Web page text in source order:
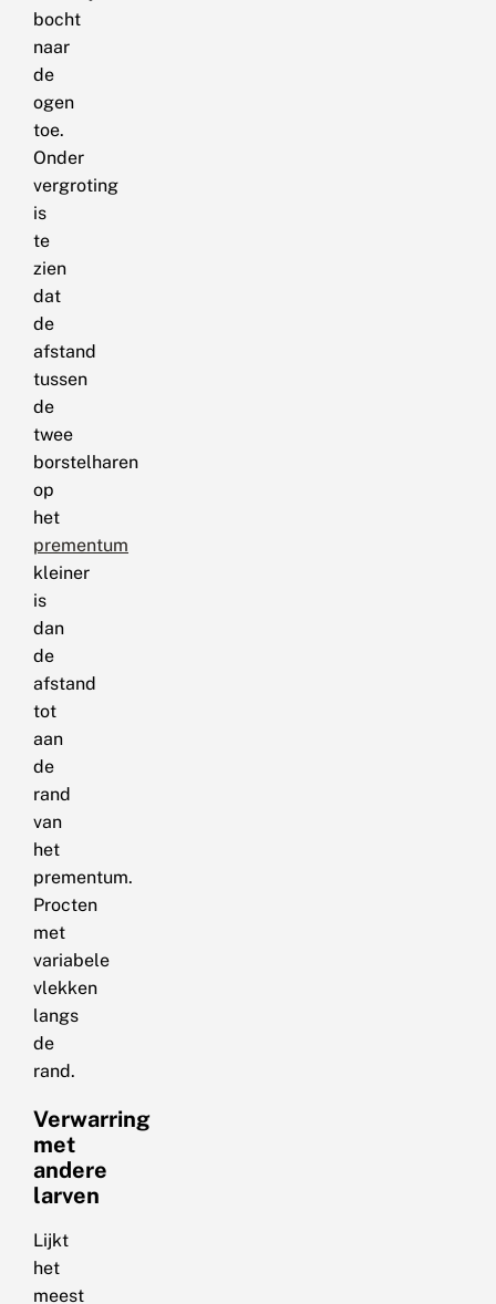
bocht
naar
de
ogen
toe.
Onder
vergroting
is
te
zien
dat
de
afstand
tussen
de
twee
borstelharen
op
het
prementum
kleiner
is
dan
de
afstand
tot
aan
de
rand
van
het
prementum.
Procten
met
variabele
vlekken
langs
de
rand.
Verwarring
met
andere
larven
Lijkt
het
meest